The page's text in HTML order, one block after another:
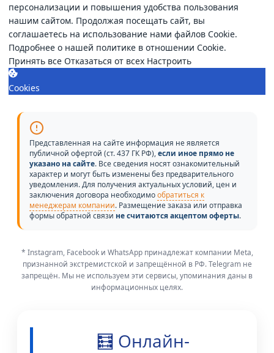
персонализации и повышения удобства пользования
нашим сайтом. Продолжая посещать сайт, вы
соглашаетесь на использование нами файлов Cookie.
Подробнее о нашей политике в отношении Cookie.
Принять все Отказаться от всех Настроить
Cookies
Представленная на сайте информация не является
публичной офертой (ст. 437 ГК РФ),если иное прямо не
указано на сайте. Все сведения носят ознакомительный
характер и могут быть изменены без предварительного
уведомления. Для получения актуальных условий, цен и
заключения договора необходимообратиться к
менеджерам компании. Размещение заказа или отправка
формы обратной связи не считаются акцептом оферты.
* Instagram, Facebook и WhatsApp принадлежат компании Meta,
признанной экстремистской и запрещённой в РФ. Telegram не
запрещён. Мы не используем эти сервисы, упоминания даны в
информационных целях.
🧮 Онлайн-